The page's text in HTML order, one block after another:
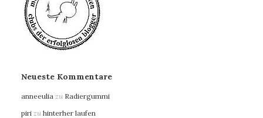
Neueste Kommentare
anneeulia zu Radiergummi
piri zu hinterher laufen